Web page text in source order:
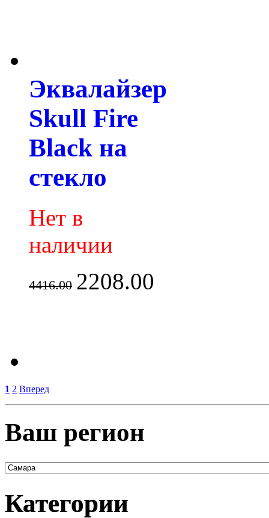
Эквалайзер
Skull Fire
Black на
стекло
Нет в
наличии
4416.00 2208.00
1 2 Вперед
Ваш регион
Категории